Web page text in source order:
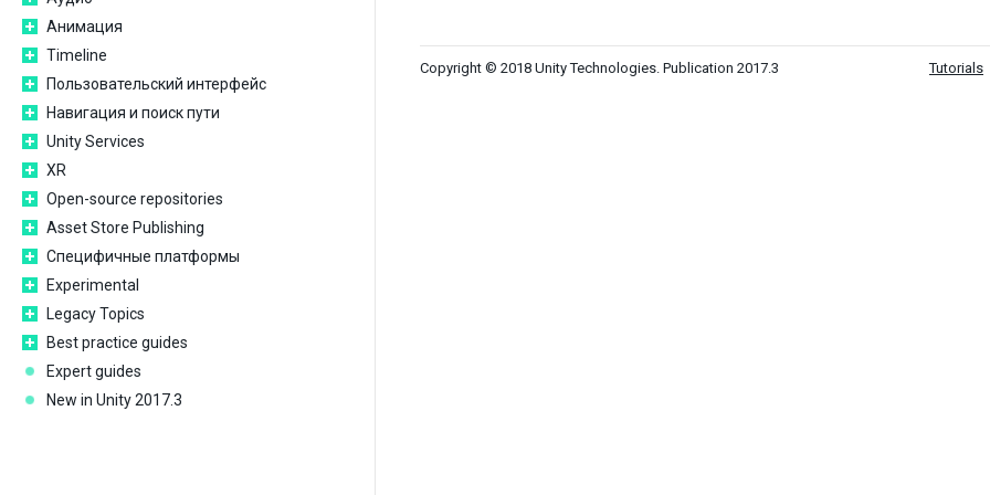
Анимация
Timeline
Пользовательский интерфейс
Навигация и поиск пути
Unity Services
XR
Open-source repositories
Asset Store Publishing
Специфичные платформы
Experimental
Legacy Topics
Best practice guides
Expert guides
New in Unity 2017.3
Copyright © 2018 Unity Technologies. Publication 2017.3 Tutorials